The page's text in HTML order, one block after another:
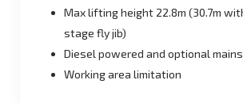
Max lifting height 22.8m (30.7m
stage fly jib)
Diesel powered and optional
Working area limitation